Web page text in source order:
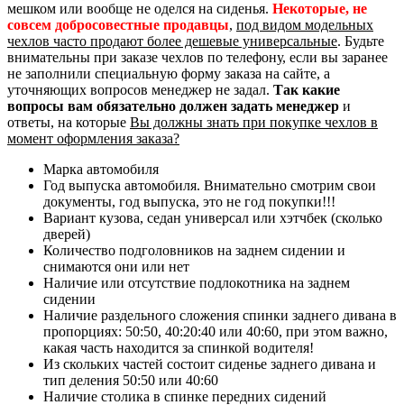
мешком или вообще не оделся на сиденья. Некоторые, не
совсем добросовестные продавцы, под видом модельных
чехлов часто продают более дешевые универсальные. Будьте
внимательны при заказе чехлов по телефону, если вы заранее
не заполнили специальную форму заказа на сайте, а
уточняющих вопросов менеджер не задал. Так какие
вопросы вам обязательно должен задать менеджер и
ответы, на которые Вы должны знать при покупке чехлов в
момент оформления заказа?
Марка автомобиля
Год выпуска автомобиля. Внимательно смотрим свои
документы, год выпуска, это не год покупки!!!
Вариант кузова, седан универсал или хэтчбек (сколько
дверей)
Количество подголовников на заднем сидении и
снимаются они или нет
Наличие или отсутствие подлокотника на заднем
сидении
Наличие раздельного сложения спинки заднего дивана в
пропорциях: 50:50, 40:20:40 или 40:60, при этом важно,
какая часть находится за спинкой водителя!
Из скольких частей состоит сиденье заднего дивана и
тип деления 50:50 или 40:60
Наличие столика в спинке передних сидений